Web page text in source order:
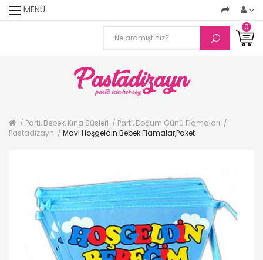
MENÜ
0
Parti, Bebek, Kına Süsleri
Parti, Doğum Günü Flamaları
Pastadizayn
Mavi Hoşgeldin Bebek Flamalar,Paket